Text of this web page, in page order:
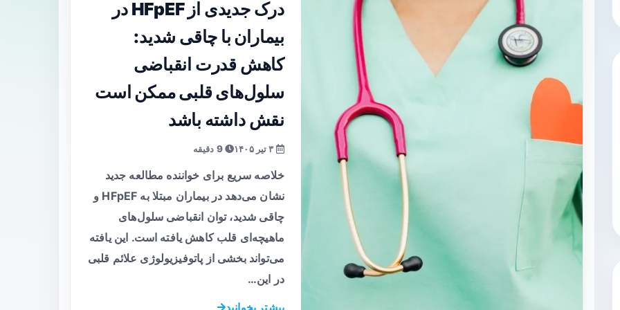
درک جدیدی از HFpEF در
بیماران با چاقی شدید:
کاهش قدرت انقباضی
سلول‌های قلبی ممکن است
نقش داشته باشد
9 دقیقه
خلاصه سریع برای خواننده مطالعه جدید
نشان می‌دهد در بیماران مبتلا به HFpEF و
چاقی شدید، توان انقباضی سلول‌های
ماهیچه‌ای قلب کاهش یافته است. این یافته
می‌تواند بخشی از پاتوفیزیولوژی علائم قلبی
در این…
بیشتر بخوانید